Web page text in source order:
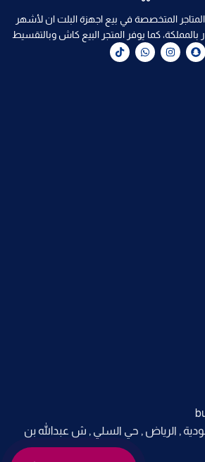
المتخصصة في بيع اجهزة البلت ان لأشهر
كما يوفر المتجر البيع كاش وبالتقسيط
, الرياض , حي السلي , ش عبدالله بن